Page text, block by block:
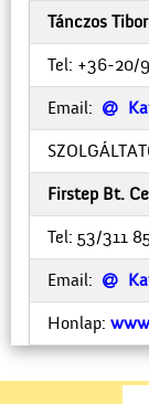
Tánczos
Tel: +36-20/
Email: 
Firstep Bt.
Tel: 53/311
Email: 
Honlap: